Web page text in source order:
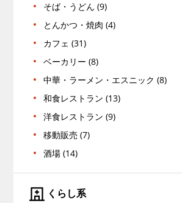
そば・うどん (9)
とんかつ・焼肉 (4)
カフェ (31)
ベーカリー (8)
中華・ラーメン・エスニック (8)
和食レストラン (13)
洋食レストラン (9)
移動販売 (7)
酒場 (14)
くらし系